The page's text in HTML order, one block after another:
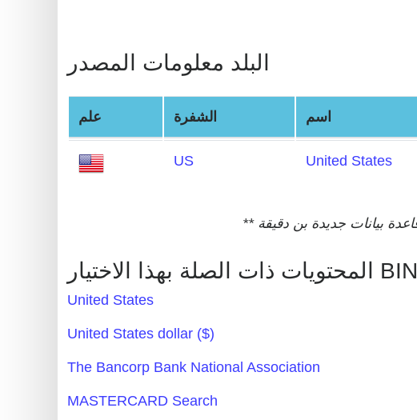
Card
Generator
Generate
Credit
Card
from
Checker
Service
What
is
IP
البلد معلومات المصدر
علم الشفرة اسم
US United States
المحتويات ذات الصلة بهذا الاختيار BIN
United States
United States dollar ($)
The Bancorp Bank National Association
MASTERCARD Search